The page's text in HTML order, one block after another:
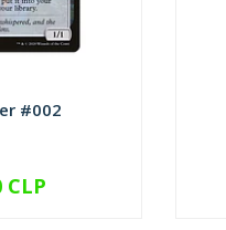
#002
CLP